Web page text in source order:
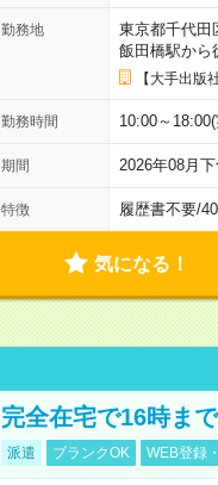
勤務地
東京都千代田
飯田橋駅から
【大手出版
勤務時間 10:00～
期間 2026年08月
特徴 履歴書不要/
気になる！
完全在宅で16時ま
派遣 ブランクOK WEB登録